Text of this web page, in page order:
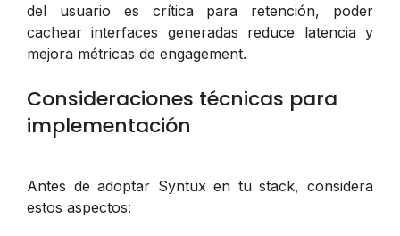
del usuario es crítica para retención, poder
cachear interfaces generadas reduce latencia y
mejora métricas de engagement.
Consideraciones técnicas para
implementación
Antes de adoptar Syntux en tu stack, considera
estos aspectos: